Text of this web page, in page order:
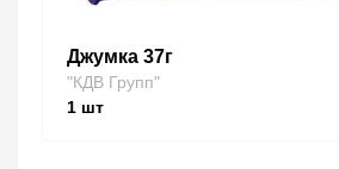
Джумка 37г
"КДВ Групп"
1 шт